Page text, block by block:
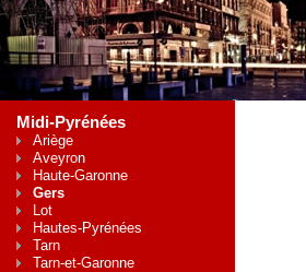
Midi-Pyrénées
Ariège
Aveyron
Haute-Garonne
Gers
Lot
Hautes-Pyrénées
Tarn
Tarn-et-Garonne